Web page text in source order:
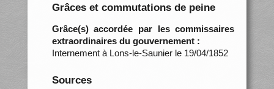
Grâces et commutations de peine
Grâce(s) accordée par les commissaires
extraordinaires du gouvernement :
Internement à Lons-le-Saunier le 19/04/1852
Sources